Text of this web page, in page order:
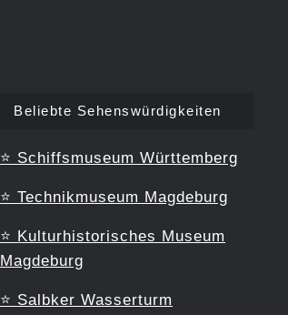
Beliebte Sehenswürdigkeiten
⭐ Schiffsmuseum Württemberg
⭐Technikmuseum Magdeburg
⭐ Kulturhistorisches Museum
Magdeburg
⭐ Salbker Wasserturm